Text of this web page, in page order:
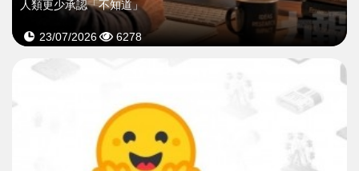
人類更少承認「不知道」
23/07/2026 6278